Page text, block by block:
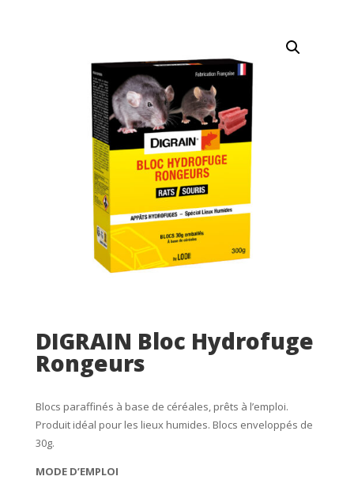
DIGRAIN Bloc Hydrofuge
Rongeurs
Blocs paraffinés à base de céréales, prêts à l’emploi.
Produit idéal pour les lieux humides. Blocs enveloppés de
30g.
MODE D’EMPLOI